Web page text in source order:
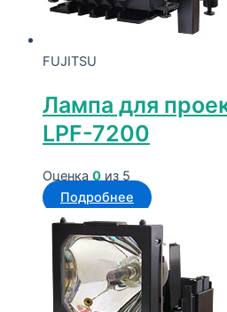
FUJITSU
Лампа для
LPF-7200
Оценка 0 из 5
Подробнее